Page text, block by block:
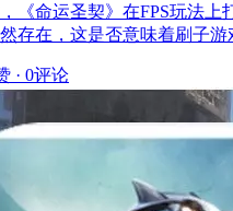
《命运圣契》在FPS玩法上
存在，这是否意味着刷子
· 0评论